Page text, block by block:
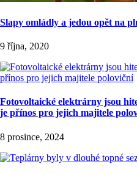
Slapy omládly a jedou opět na
9 října, 2020
Fotovoltaické elektrárny jsou
je přínos pro jejich majitele
8 prosince, 2024